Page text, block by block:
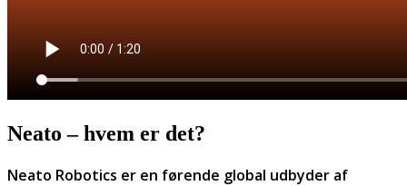
Neato – hvem er det?
Neato Robotics er en førende global udbyder af